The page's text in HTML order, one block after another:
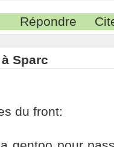
Répondre
Sparc
du front: